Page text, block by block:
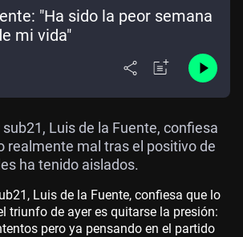
"Ha sido la peor semana
mi vida"
Luis de la Fuente, confiesa
realmente mal tras el positivo de
ha tenido aislados.
Luis de la Fuente, confiesa que lo
triunfo de ayer es quitarse la presión:
pero ya pensando en el partido